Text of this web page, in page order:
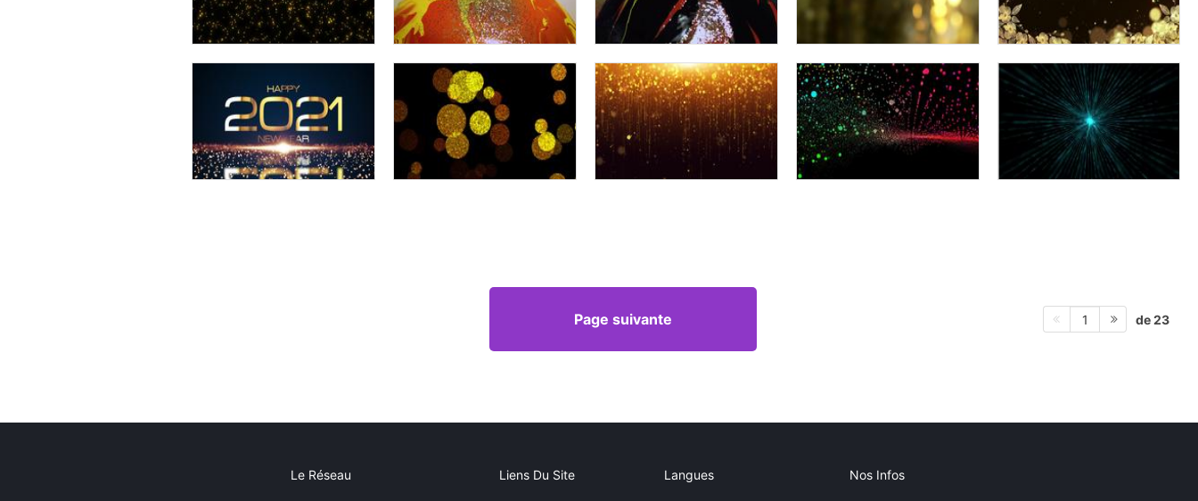
Page suivante 1 de 23
Le Réseau Liens Du Site Langues Nos Infos